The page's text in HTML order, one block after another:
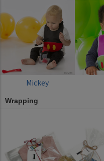
Mickey
Wrapping